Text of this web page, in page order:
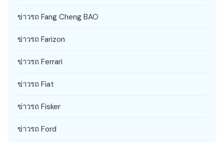
ข่าวรถ Fang Cheng BAO
ข่าวรถ Farizon
ข่าวรถ Ferrari
ข่าวรถ Fiat
ข่าวรถ Fisker
ข่าวรถ Ford